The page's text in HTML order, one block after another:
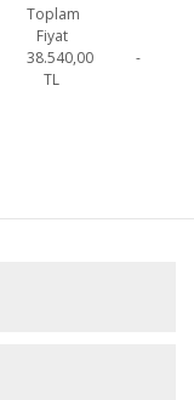
Toplam
Fiyat
38.540,00
TL
-